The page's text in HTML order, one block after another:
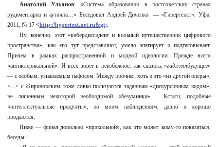
Анатолий Ульянов: «Система образования в постсоветских странах
рудиментарна и аутична…» Беседовал Андрей Диченко. — «Гипертекст», Уфа,
2011, № 17 <http://hypertext.net.ru&gt;.
Ну, конечно, этот «кибердиссидент и вольный путешественник цифрового
пространства», как его тут представляют, умело эпатирует и подтасовывает.
Причем в рамках распространенной и модной идеологии. Прежде всего
«антиклерикальной». И всех зовет в неизбежное, так сказать, «гаджетбудущее»
— с особым, узнаваемым пафосом. Между прочим, хоть и это «из другой оперы»,
<...> с Жириновским тоже ловко пользуются заданным «дискурсивным кодом»,
не лишенным некоторой необходимой «безуминки». …Кстати, подобные
«интеллектуальные продукты», по моим наблюдениям, давно и хорошо
продаются.
Ниже — финал довольно «прикольной», как это может кому-то показаться,
беседы: